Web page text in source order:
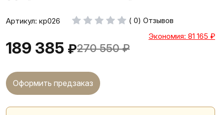
Артикул: кр026 ( 0) Отзывов
189 385 ₽270 550 ₽
Экономия: 81 165 ₽
Оформить предзаказ